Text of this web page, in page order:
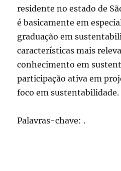
residente no estado de
é basicamente em
graduação em
características mais
conhecimento em
participação ativa em
foco em sustentabilidade.
Palavras-chave: .